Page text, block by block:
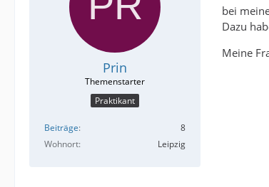
Prin
Praktikant
Beiträge
8
Wohnort
Leipzig
bei
Dazu
Meine